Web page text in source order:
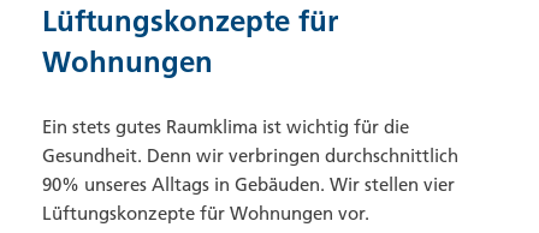
Lüftungskonzepte für
Wohnungen
Ein stets gutes Raumklima ist wichtig für die
Gesundheit. Denn wir verbringen durchschnittlich
90% unseres Alltags in Gebäuden. Wir stellen vier
Lüftungskonzepte für Wohnungen vor.